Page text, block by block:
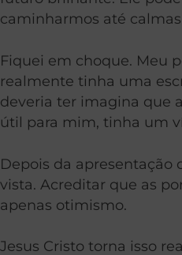
caminharmos até
Fiquei em choque. Meu
realmente tinha uma
deveria ter imagina que
útil para mim, tinha um
Depois da apresentação
vista. Acreditar que as
apenas otimismo.
Jesus Cristo torna isso